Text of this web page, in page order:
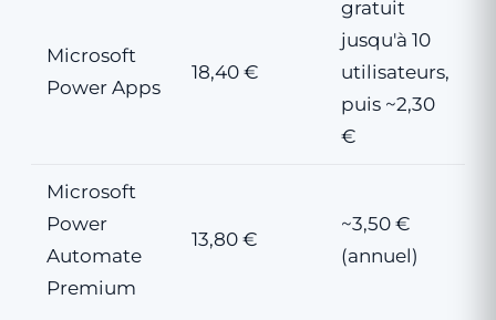
Microsoft
Power Apps
18,40 €
gratuit
jusqu'à 10
utilisateurs,
puis ~2,30
€
Microsoft
Power
Automate
Premium
13,80 €
~3,50 €
(annuel)